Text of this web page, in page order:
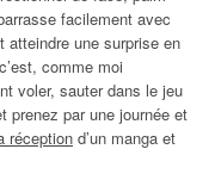
facilement avec
une surprise en
comme moi
voler, sauter dans le jeu
prenez par une journée et
réception d’un manga et